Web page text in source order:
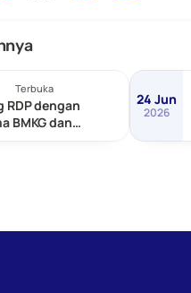
Terbuka
RDP dengan
BMKG dan
24 Jun
2026